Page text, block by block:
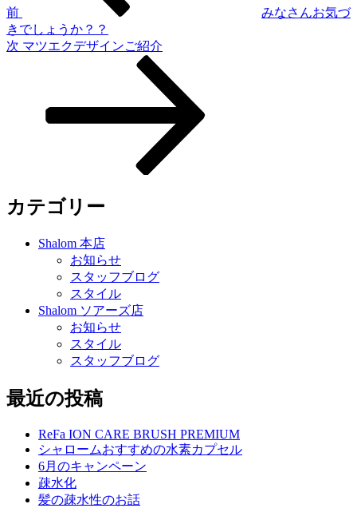
ゲ
ー
前
みなさんお気づ
きでしょうか？？
次
次 マツエクデザインご紹介
カテゴリー
Shalom 本店
お知らせ
スタッフブログ
スタイル
Shalom ソアーズ店
お知らせ
スタイル
スタッフブログ
最近の投稿
ReFa ION CARE BRUSH PREMIUM
シャロームおすすめの水素カプセル
6月のキャンペーン
疎水化
髪の疎水性のお話